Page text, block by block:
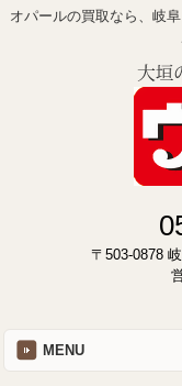
オパールの買取なら、岐
〒503-0878
MENU